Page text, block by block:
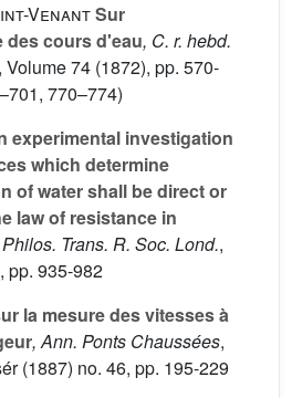
VenantSur
cours d'eau, C. r. hebd.
, Volume 74 (1872), pp. 570-
770–774)
experimental investigation
which determine
of water shall be direct or
law of resistance in
Trans. R. Soc. Lond.,
pp. 935-982
la mesure des vitesses à
, Ann. Ponts Chaussées,
(1887) no. 46, pp. 195-229